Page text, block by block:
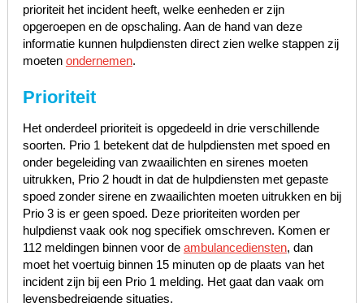
prioriteit het incident heeft, welke eenheden er zijn
opgeroepen en de opschaling. Aan de hand van deze
informatie kunnen hulpdiensten direct zien welke stappen zij
moeten ondernemen.
Prioriteit
Het onderdeel prioriteit is opgedeeld in drie verschillende
soorten. Prio 1 betekent dat de hulpdiensten met spoed en
onder begeleiding van zwaailichten en sirenes moeten
uitrukken, Prio 2 houdt in dat de hulpdiensten met gepaste
spoed zonder sirene en zwaailichten moeten uitrukken en bij
Prio 3 is er geen spoed. Deze prioriteiten worden per
hulpdienst vaak ook nog specifiek omschreven. Komen er
112 meldingen binnen voor de ambulancediensten, dan
moet het voertuig binnen 15 minuten op de plaats van het
incident zijn bij een Prio 1 melding. Het gaat dan vaak om
levensbedreigende situaties.